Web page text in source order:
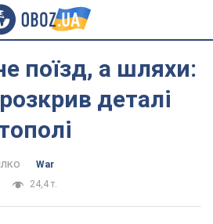
поїзд, а шляхи:
деталі
War
24,4 т.